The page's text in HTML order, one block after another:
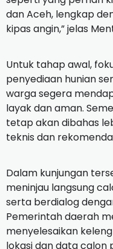
dan Aceh, lengkap
kipas angin,” jelas
Untuk tahap awal,
penyediaan hunian
warga segera
layak dan aman.
tetap akan dibahas
teknis dan
Dalam kunjungan
meninjau langsung
serta berdialog
Pemerintah daerah
menyelesaikan
lokasi dan data calon